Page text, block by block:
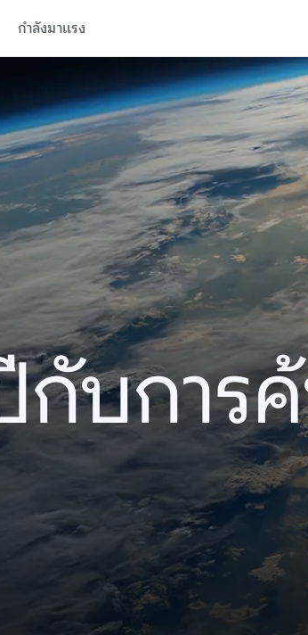
กำลังมาแรง
บการ